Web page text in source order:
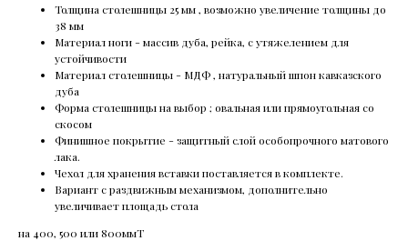
Толщина столешницы 25 мм , возможно увеличение толщины до
38 мм
Материал ноги - массив дуба, рейка, с утяжелением для
устойчивости
Материал столешницы - МДФ , натуральный шпон кавказского
дуба
Форма столешницы на выбор ; овальная или прямоугольная со
скосом
Финишное покрытие - защитный слой особопрочного матового
лака.
Чехол для хранения вставки поставляется в комплекте.
Вариант с раздвижным механизмом, дополнительно
увеличивает площадь стола
на 400, 500 или 800ммТ